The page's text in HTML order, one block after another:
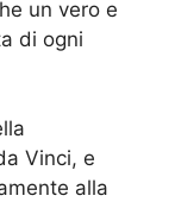
un vero e
di ogni
Vinci, e
alla